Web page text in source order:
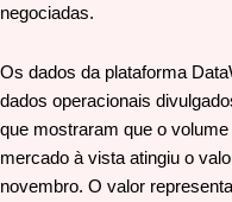
negociadas.
Os dados da plataforma
dados operacionais
que mostraram que o
mercado à vista atingiu o
novembro. O valor